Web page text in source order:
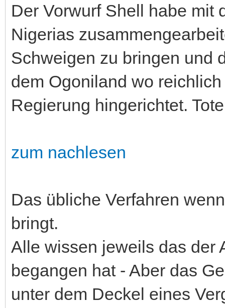
Der Vorwurf Shell habe mit
Nigerias
Schweigen zu bringen und
dem Ogoniland wo
Regierung hingerichtet.
zum nachlesen
Das übliche Verfahren
bringt.
Alle wissen jeweils das der
begangen hat - Aber das
unter dem Deckel eines